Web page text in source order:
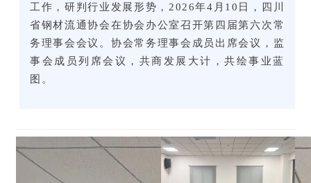
工作，研判行业发展形势，2026年4月10日，四川
省钢材流通协会在协会办公室召开第四届第六次常
务理事会会议。协会常务理事会成员出席会议，监
事会成员列席会议，共商发展大计，共绘事业蓝
图。